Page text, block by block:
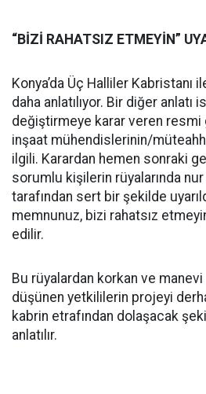
“BİZİ RAHATSIZ ETMEYİN”
Konya’da Üç Halliler Kabristanı
daha anlatılıyor. Bir diğer anlatı
değiştirmeye karar veren resmi
inşaat mühendislerinin/
ilgili. Karardan hemen sonraki
sorumlu kişilerin rüyalarında
tarafından sert bir şekilde
memnunuz, bizi rahatsız
edilir.
Bu rüyalardan korkan ve manevi
düşünen yetkililerin projeyi
kabrin etrafından dolaşacak
anlatılır.